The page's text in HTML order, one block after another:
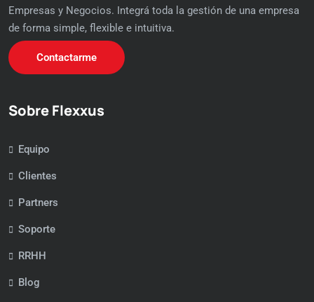
Empresas y Negocios. Integrá toda la gestión de una empresa
de forma simple, flexible e intuitiva.
Contactarme
Sobre Flexxus
Equipo
Clientes
Partners
Soporte
RRHH
Blog